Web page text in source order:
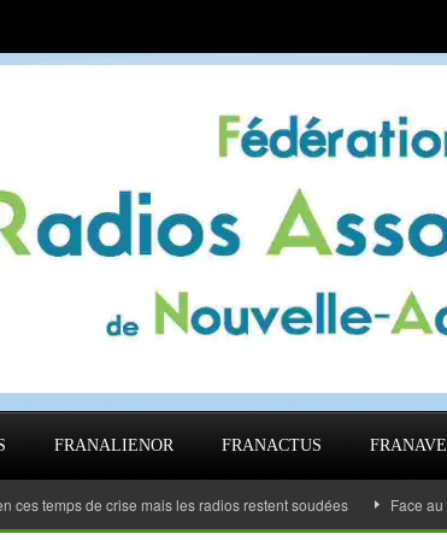
FRANALIENOR FRANACTUS
de crise mais les radios restent soudées Face au Covid